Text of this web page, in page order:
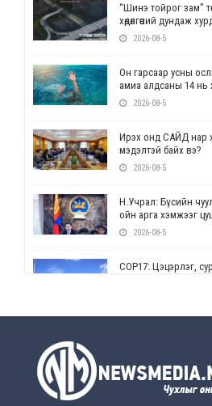
“Шинэ тойрог зам”
хөдөлгөөний дундаж
2026-08-5
Он гарсаар усны
амиа алдсаны 14 нь
2026-08-5
Ирэх онд САЙД нар
мэдэлтэй байх вэ?
2026-08-5
Н.Учрал: Бүсийн
ойн арга хэмжээг
2026-08-5
СОР17: Цэцэрлэг,
2026-08-5